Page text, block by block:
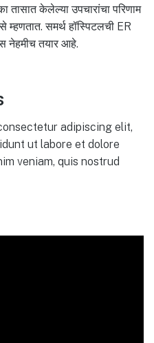
तासात केलेल्या उपचारांचा परिणाम
म्हणतात. समर्थ हॉस्पिटलची ER
नेहमीच तयार आहे.
adipiscing elit,
ut labore et dolore
veniam, quis nostrud